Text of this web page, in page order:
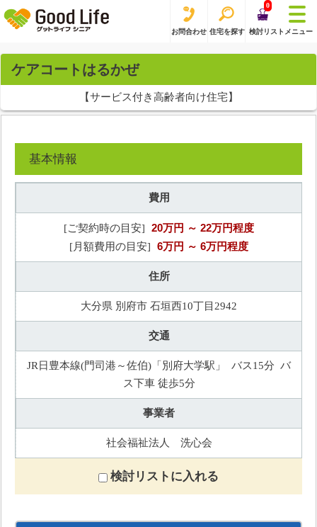
お問合わせ 住宅を探す
0
検討リスト メニュー
ケアコートはるかぜ
【サービス付き高齢者向け住宅】
基本情報
費用
[ご契約時の目安] 20万円 ～ 22万円程度
[月額費用の目安] 6万円 ～ 6万円程度
住所
大分県 別府市 石垣西10丁目2942
交通
JR日豊本線(門司港～佐伯)「別府大学駅」 バス15分 バ
ス下車 徒歩5分
事業者
社会福祉法人 洗心会
検討リストに入れる